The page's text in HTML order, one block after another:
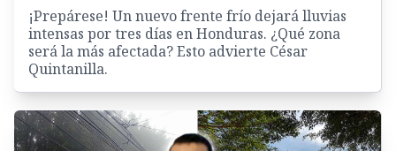
¡Prepárese! Un nuevo frente frío dejará lluvias
intensas por tres días en Honduras. ¿Qué zona
será la más afectada? Esto advierte César
Quintanilla.